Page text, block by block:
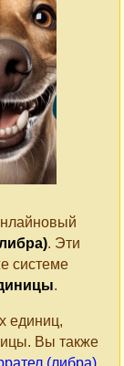
. Эти
системе
.
единиц,
Вы также
(либра)